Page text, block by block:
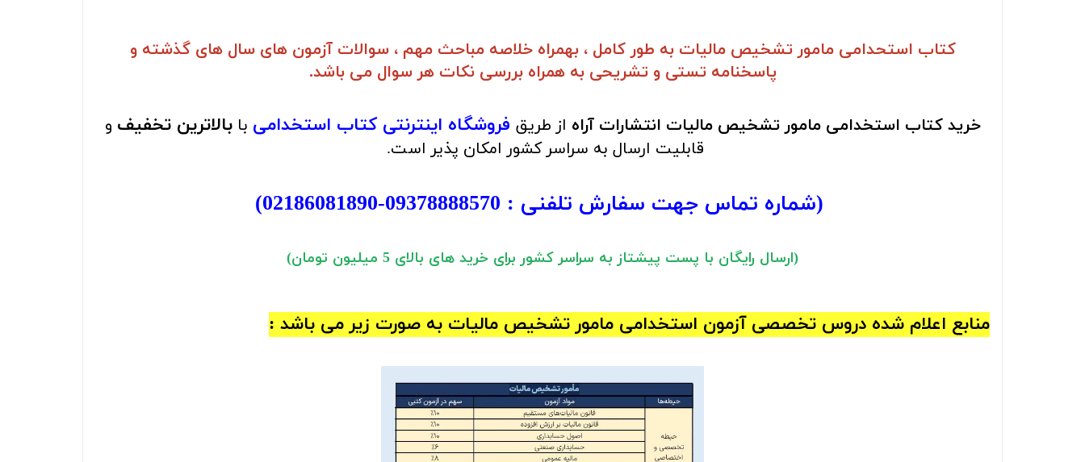
کتاب استحدامی مامور تشخیص مالیات به طور کامل ، بهمراه خلاصه مباحث مهم ، سوالات آزمون های سال های گذشته و
پاسخنامه تستی و تشریحی به همراه بررسی نکات هر سوال می باشد.
خرید کتاب استخدامی مامور تشخیص مالیات انتشارات آراه از طریق فروشگاه اینترنتی کتاب استخدامی بابالاترین تخفیف و
قابلیت ارسال به سراسر کشور امکان پذیر است.
(شماره تماس جهت سفارش تلفنی : 09378888570
-
02186081890
)
(ارسال رایگان با پست پیشتاز به سراسر کشور برای خرید های بالای 5 میلیون تومان)
منابع اعلام شده دروس تخصصی آزمون استخدامی مامور تشخیص مالیات به صورت زیر می باشد :